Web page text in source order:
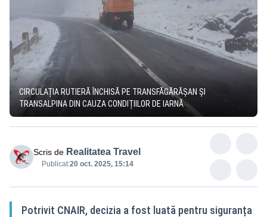
CIRCULAȚIA RUTIERĂ ÎNCHISĂ PE TRANSFĂGĂRĂȘAN ȘI
TRANSALPINA DIN CAUZA CONDIȚIILOR DE IARNĂ
Scris de Realitatea Travel
Publicat:20 oct. 2025, 15:14
Potrivit CNAIR, decizia a fost luată pentru siguranța